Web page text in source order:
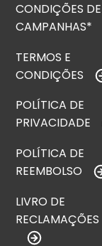
CONDIÇÕES DE
CAMPANHAS*
TERMOS E
CONDIÇÕES
POLÍTICA DE
PRIVACIDADE
POLÍTICA DE
REEMBOLSO
LIVRO DE
RECLAMAÇÕES